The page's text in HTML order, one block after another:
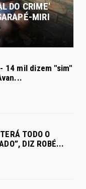
DO CRIME'
MIRI
- 14 mil dizem "sim"
TODO O
DIZ ROBÉ...